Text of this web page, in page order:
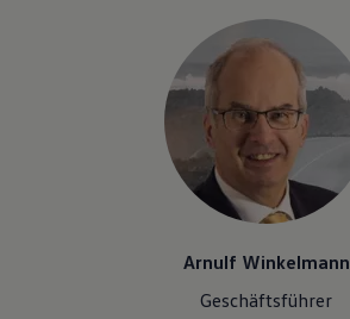
Arnulf Winkelmann
Geschäftsführer